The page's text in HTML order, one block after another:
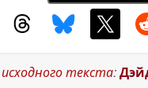
исходного текста: